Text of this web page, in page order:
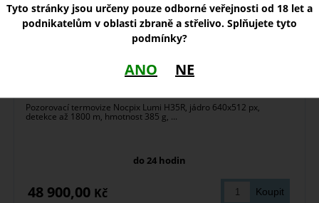
Pozorovací termovize Nocpix Lumi H35R, jádro 640x512 px,
detekce až 1800 m, hmotnost 385 g, ...
do 24 hodin
48 900,00 Kč
Tyto stránky jsou určeny pouze odborné veřejnosti od 18 let a
podnikatelům v oblasti zbraně a střelivo. Splňujete tyto
podmínky?
ANO NE